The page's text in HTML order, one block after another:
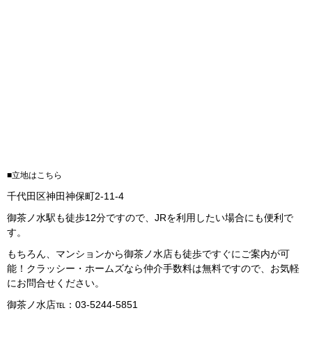
■立地はこちら
千代田区神田神保町2-11-4
御茶ノ水駅も徒歩12分ですので、JRを利用したい場合にも便利で
す。
もちろん、マンションから御茶ノ水店も徒歩ですぐにご案内が可
能！クラッシー・ホームズなら仲介手数料は無料ですので、お気軽
にお問合せください。
御茶ノ水店℡：03-5244-5851